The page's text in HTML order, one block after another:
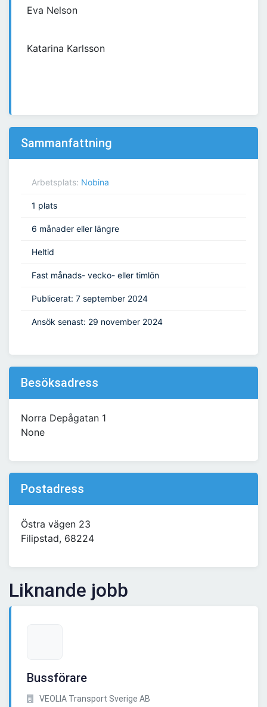
Eva Nelson
Katarina Karlsson
Sammanfattning
Arbetsplats: Nobina
1 plats
6 månader eller längre
Heltid
Fast månads- vecko- eller timlön
Publicerat: 7 september 2024
Ansök senast: 29 november 2024
Besöksadress
Norra Depågatan 1
None
Postadress
Östra vägen 23
Filipstad, 68224
Liknande jobb
Bussförare
VEOLIA Transport Sverige AB